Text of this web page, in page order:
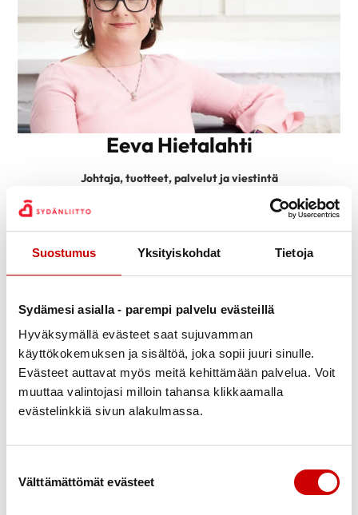
Suostumus Yksityiskohdat Tietoja
Sydämesi asialla - parempi palvelu evästeillä
Hyväksymällä evästeet saat sujuvamman
käyttökokemuksen ja sisältöä, joka sopii juuri sinulle.
Evästeet auttavat myös meitä kehittämään palvelua. Voit
muuttaa valintojasi milloin tahansa klikkaamalla
evästelinkkiä sivun alakulmassa.
Välttämättömät evästeet
Eeva Hietalahti
Johtaja, tuotteet, palvelut ja viestintä
Vastuullani on Sydänliiton toiminnot, tuotteet ja menetelmät ja
niiden markkinointi ja viestintä. Toimin Sydänmedian
Toimin median yhteyshenkilönä. Olen lomalla 5.-9.6. Tuona aikana
ota yhteyttä pääsihteeriimme.